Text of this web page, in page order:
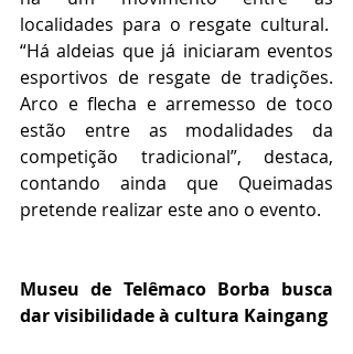
localidades para o resgate cultural.
“Há aldeias que já iniciaram eventos
esportivos de resgate de tradições.
Arco e flecha e arremesso de toco
estão entre as modalidades da
competição tradicional”, destaca,
contando ainda que Queimadas
pretende realizar este ano o evento.
Museu de Telêmaco Borba busca
dar visibilidade à cultura Kaingang